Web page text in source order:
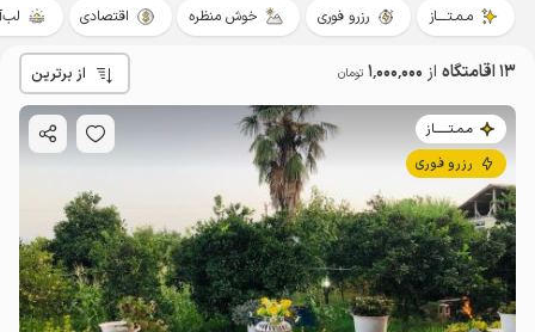
مـمـتــــاز رزرو فوری خوش منظره اقتصادی
13 اقامتگاه از 1٬000٬000 تومان از برترین
مـمـتــــــاز
رزرو فوری